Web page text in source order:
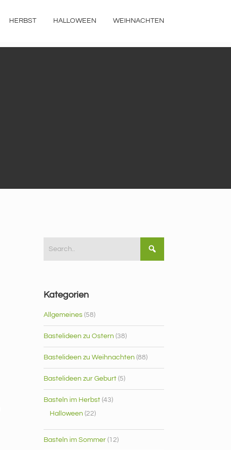
HERBST HALLOWEEN WEIHNACHTEN
Kategorien
Allgemeines (58)
Bastelideen zu Ostern (38)
Bastelideen zu Weihnachten (88)
Bastelideen zur Geburt (5)
Basteln im Herbst (43)
Halloween (22)
Basteln im Sommer (12)